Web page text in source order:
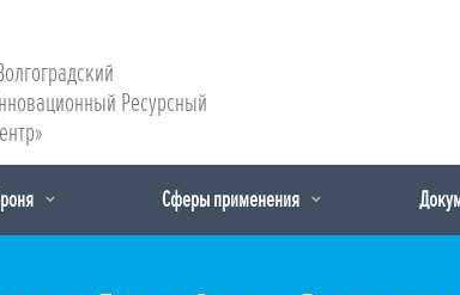
Ресурсный
Сферы применения